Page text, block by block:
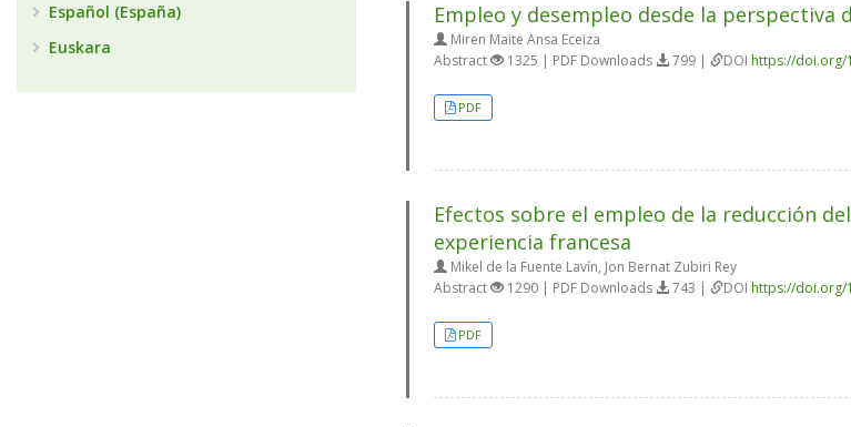
Empleo y desempleo desde la perspectiva
Miren Maite Ansa Eceiza
Abstract
1325 | PDF Downloads 799 | DOI https://doi.org/
PDF
Efectos sobre el empleo de la reducción
experiencia francesa
Mikel de la Fuente Lavín, Jon Bernat Zubiri Rey
Abstract
1290 | PDF Downloads 743 | DOI https://doi.org/
PDF
Español (España)
Euskara